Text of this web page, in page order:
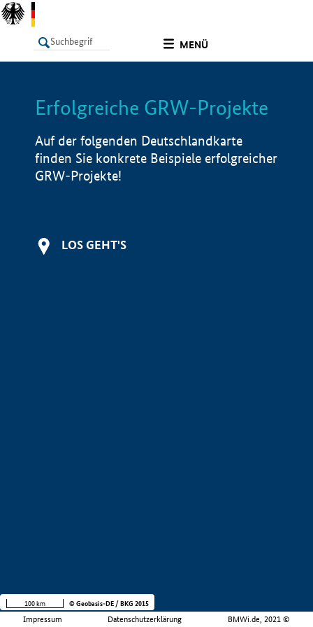
MENÜ
LISTE Info
Erfolgreiche GRW-Projekte
Auf der folgenden Deutschlandkarte
finden Sie konkrete Beispiele erfolgreicher
GRW-Projekte!
LOS GEHT'S
Impressum Datenschutzerklärung BMWi.de, 2021 ©
100 km © Geobasis-DE / BKG 2015